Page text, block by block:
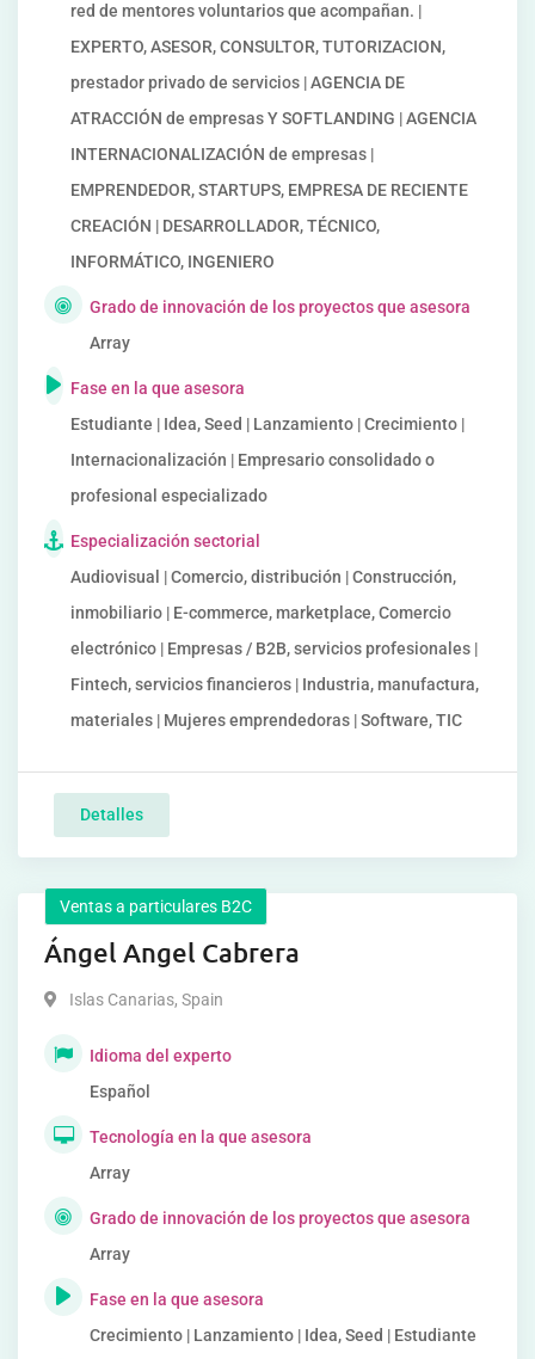
red de mentores voluntarios que acompañan. |
EXPERTO, ASESOR, CONSULTOR, TUTORIZACION,
prestador privado de servicios | AGENCIA DE
ATRACCIÓN de empresas Y SOFTLANDING | AGENCIA
INTERNACIONALIZACIÓN de empresas |
EMPRENDEDOR, STARTUPS, EMPRESA DE RECIENTE
CREACIÓN | DESARROLLADOR, TÉCNICO,
INFORMÁTICO, INGENIERO
Grado de innovación de los proyectos que asesora
Array
Fase en la que asesora
Estudiante | Idea, Seed | Lanzamiento | Crecimiento |
Internacionalización | Empresario consolidado o
profesional especializado
Especialización sectorial
Audiovisual | Comercio, distribución | Construcción,
inmobiliario | E-commerce, marketplace, Comercio
electrónico | Empresas / B2B, servicios profesionales |
Fintech, servicios financieros | Industria, manufactura,
materiales | Mujeres emprendedoras | Software, TIC
Detalles
Ventas a particulares B2C
Ángel Angel Cabrera
Islas Canarias, Spain
Idioma del experto
Español
Tecnología en la que asesora
Array
Grado de innovación de los proyectos que asesora
Array
Fase en la que asesora
Crecimiento | Lanzamiento | Idea, Seed | Estudiante